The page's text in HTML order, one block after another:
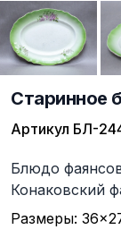
Старинное
Артикул БЛ-
Описание
Блюдо
Конаковский
Размеры: